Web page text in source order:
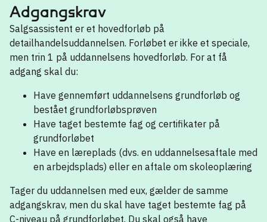
Adgangskrav
Salgsassistent er et hovedforløb på
detailhandelsuddannelsen. Forløbet er ikke et speciale,
men trin 1 på uddannelsens hovedforløb. For at få
adgang skal du:
Have gennemført uddannelsens grundforløb og
bestået grundforløbsprøven
Have taget bestemte fag og certifikater på
grundforløbet
Have en læreplads (dvs. en uddannelsesaftale med
en arbejdsplads) eller en aftale om skoleoplæring
Tager du uddannelsen med eux, gælder de samme
adgangskrav, men du skal have taget bestemte fag på
C-niveau på grundforløbet. Du skal også have